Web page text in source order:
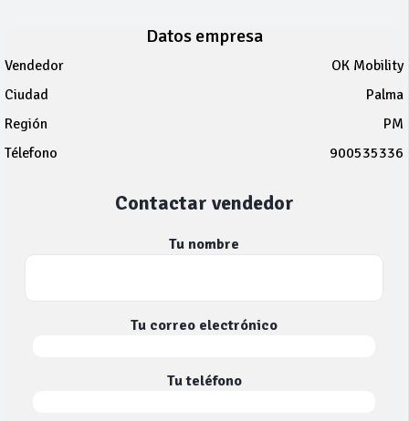
Datos empresa
Vendedor
OK Mobility
Ciudad
Palma
Región
PM
Télefono
900535336
Contactar vendedor
Tu nombre
Tu correo electrónico
Tu teléfono